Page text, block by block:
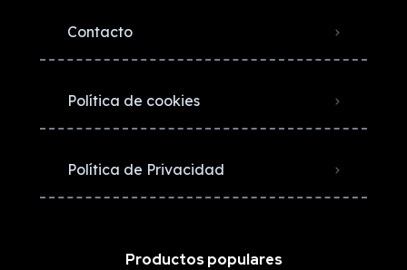
Contacto
Política de cookies
Política de Privacidad
Productos populares